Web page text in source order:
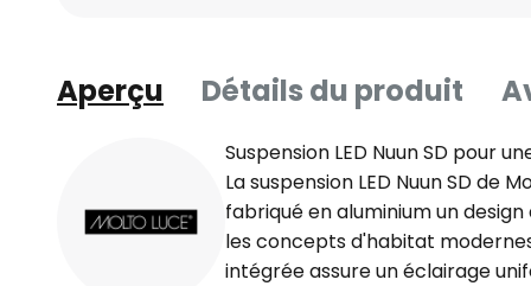
Aperçu Détails du produit
Suspension LED Nuun SD pour
La suspension LED Nuun SD de
fabriqué en aluminium un
les concepts d'habitat
intégrée assure un éclairage